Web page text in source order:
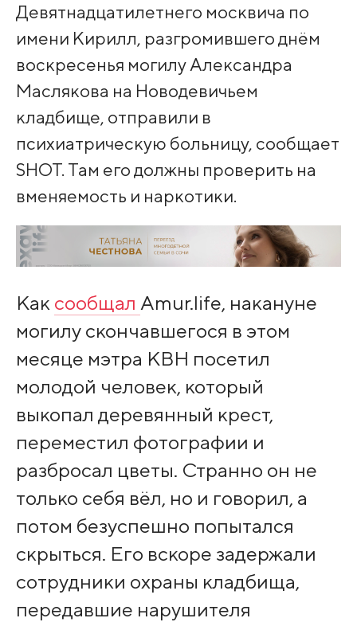
Девятнадцатилетнего москвича по
имени Кирилл, разгромившего днём
воскресенья могилу Александра
Маслякова на Новодевичьем
кладбище, отправили в
психиатрическую больницу, сообщает
SHOT. Там его должны проверить на
вменяемость и наркотики.
Как сообщал Amur.life, накануне
могилу скончавшегося в этом
месяце мэтра КВН посетил
молодой человек, который
выкопал деревянный крест,
переместил фотографии и
разбросал цветы. Странно он не
только себя вёл, но и говорил, а
потом безуспешно попытался
скрыться. Его вскоре задержали
сотрудники охраны кладбища,
передавшие нарушителя